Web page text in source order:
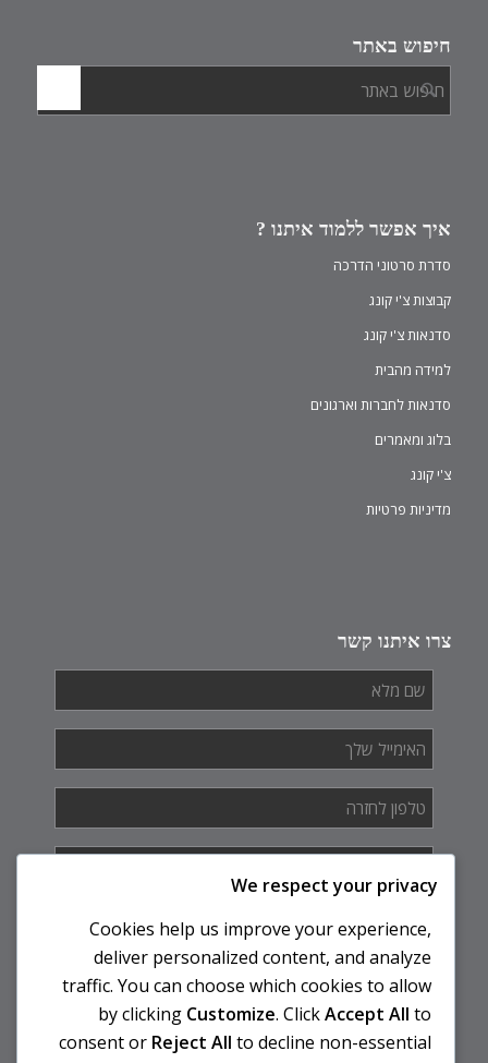
חיפוש באתר
איך אפשר ללמוד איתנו ?
סדרת סרטוני הדרכה
קבוצות צ'י קונג
סדנאות צ'י קונג
למידה מהבית
סדנאות לחברות וארגונים
בלוג ומאמרים
צ'י קונג
מדיניות פרטיות
צרו איתנו קשר
מלא *
שלך *
לחזרה *
איך
יכולים
לך?
We respect your privacy
Cookies help us improve your experience,
deliver personalized content, and analyze
traffic. You can choose which cookies to allow
by clicking Customize. ClickAccept All to
consent or Reject All to decline non-essential